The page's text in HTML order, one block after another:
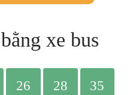
xe bus